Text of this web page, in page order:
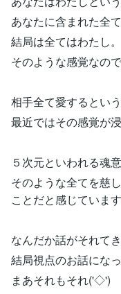
あなたに含まれた全
結局は全てはわたし。
そのような感覚なので
相手全て愛するとい
最近ではその感覚が
５次元といわれる魂
そのような全てを慈
ことだと感じています
なんだか話がそれて
結局視点のお話にな
まあそれもそれ('◇')ゞ